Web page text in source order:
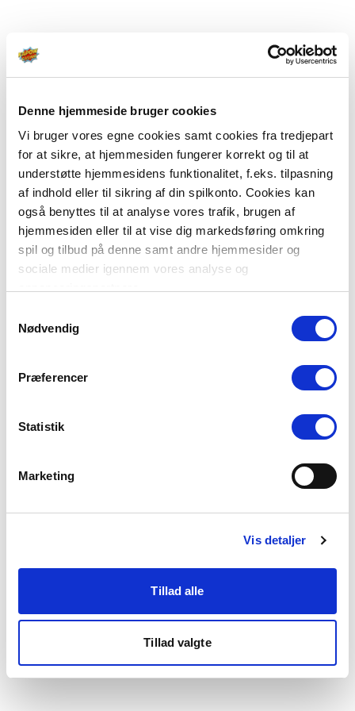
Denne hjemmeside bruger cookies
Vi bruger vores egne cookies samt cookies fra tredjepart
for at sikre, at hjemmesiden fungerer korrekt og til at
understøtte hjemmesidens funktionalitet, f.eks. tilpasning
af indhold eller til sikring af din spilkonto. Cookies kan
også benyttes til at analyse vores trafik, brugen af
hjemmesiden eller til at vise dig markedsføring omkring
spil og tilbud på denne samt andre hjemmesider og
sociale medier igennem vores analyse og
Du kan læse mere om vores brug af cookies under
"Detaljer" eller ved at klikke videre til vores Cookiepolitik,
Nødvendig
Præferencer
Statistik
Marketing
Vis detaljer
Tillad alle
Tillad valgte